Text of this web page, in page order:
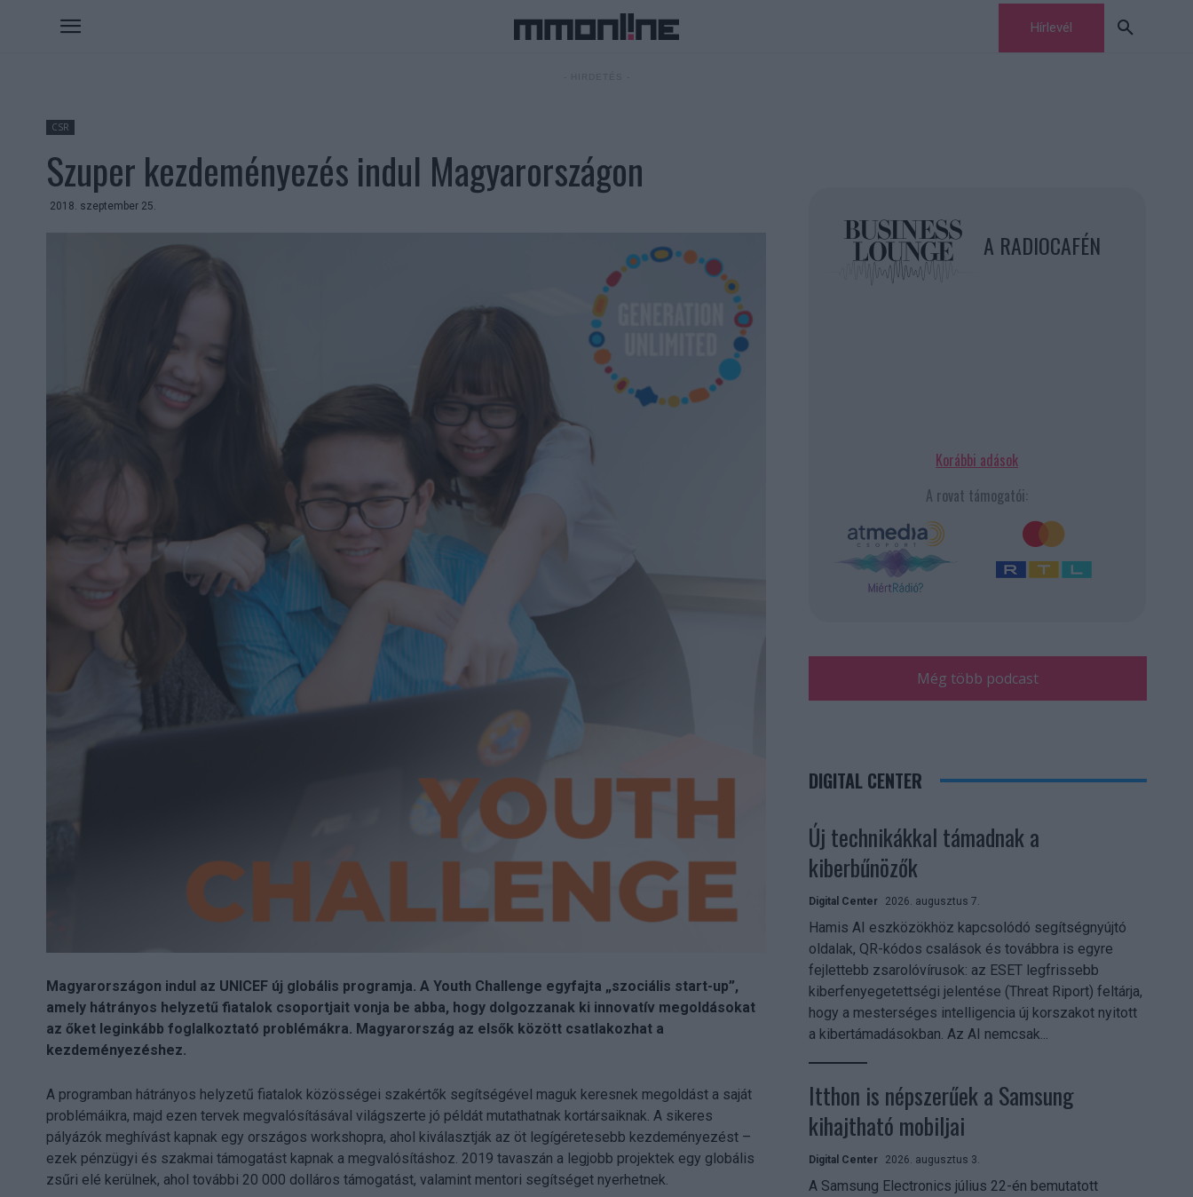
Hírlevél
CSR
Szuper kezdeményezés indul Magyarországon
2018. szeptember 25.
Magyarországon indul az UNICEF új globális programja. A Youth Challenge egyfajta „szociális start-up”,
amely hátrányos helyzetű fiatalok csoportjait vonja be abba, hogy dolgozzanak ki innovatív megoldásokat
az őket leginkább foglalkoztató problémákra. Magyarország az elsők között csatlakozhat a
kezdeményezéshez.
A programban hátrányos helyzetű fiatalok közösségei szakértők segítségével maguk keresnek megoldást a saját
problémáikra, majd ezen tervek megvalósításával világszerte jó példát mutathatnak kortársaiknak. A sikeres
pályázók meghívást kapnak egy országos workshopra, ahol kiválasztják az öt legígéretesebb kezdeményezést –
ezek pénzügyi és szakmai támogatást kapnak a megvalósításhoz. 2019 tavaszán a legjobb projektek egy globális
zsűri elé kerülnek, ahol további 20 000 dolláros támogatást, valamint mentori segítséget nyerhetnek.
A RADIOCAFÉN
Korábbi adások
A rovat támogatói:
Még több podcast
DIGITAL CENTER
Új technikákkal támadnak a
kiberbűnözők
Digital Center 2026. augusztus 7.
Hamis AI eszközökhöz kapcsolódó segítségnyújtó
oldalak, QR-kódos csalások és továbbra is egyre
fejlettebb zsarolóvírusok: az ESET legfrissebb
kiberfenyegetettségi jelentése (Threat Riport) feltárja,
hogy a mesterséges intelligencia új korszakot nyitott
a kibertámadásokban. Az AI nemcsak...
Itthon is népszerűek a Samsung
kihajtható mobiljai
Digital Center 2026. augusztus 3.
A Samsung Electronics július 22-én bemutatott